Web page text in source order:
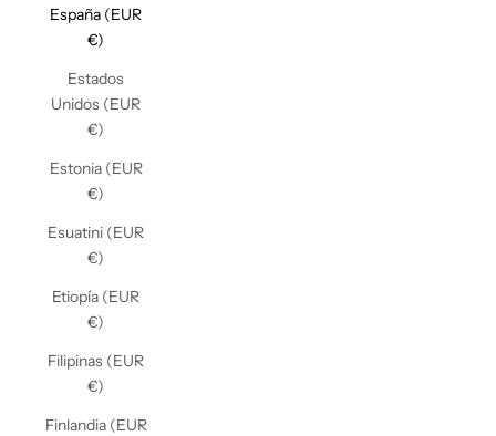
España (EUR
€)
Estados
Unidos (EUR
€)
Estonia (EUR
€)
Esuatini (EUR
€)
Etiopía (EUR
€)
Filipinas (EUR
€)
Finlandia (EUR